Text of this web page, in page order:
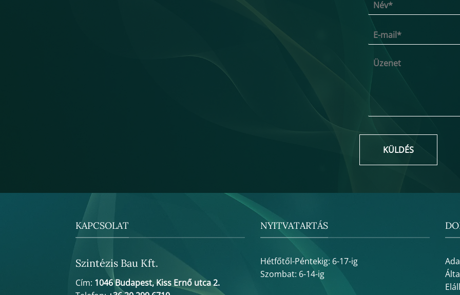
KÜLDÉS
KAPCSOLAT
Szintézis Bau Kft.
Cím: 1046 Budapest, Kiss Ernő utca 2.
NYITVATARTÁS
Hétfőtől-Péntekig: 6-17-ig
Szombat: 6-14-ig